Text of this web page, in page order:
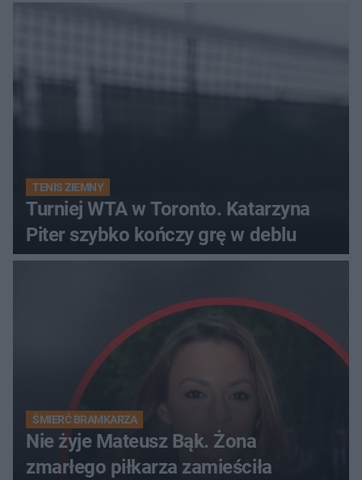
TENIS ZIEMNY
Turniej WTA w Toronto. Katarzyna
Piter szybko kończy grę w deblu
ŚMIERĆ BRAMKARZA
Nie żyje Mateusz Bąk. Żona
zmarłego piłkarza zamieściła